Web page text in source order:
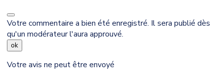
Votre commentaire a bien été enregistré. Il sera publié dès
qu'un modérateur l'aura approuvé.
ok
Votre avis ne peut être envoyé